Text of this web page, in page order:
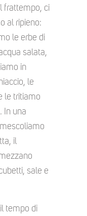
frattempo, ci
al ripieno:
le erbe di
salata,
in
le
le tritiamo
In una
il
sale e
il tempo di